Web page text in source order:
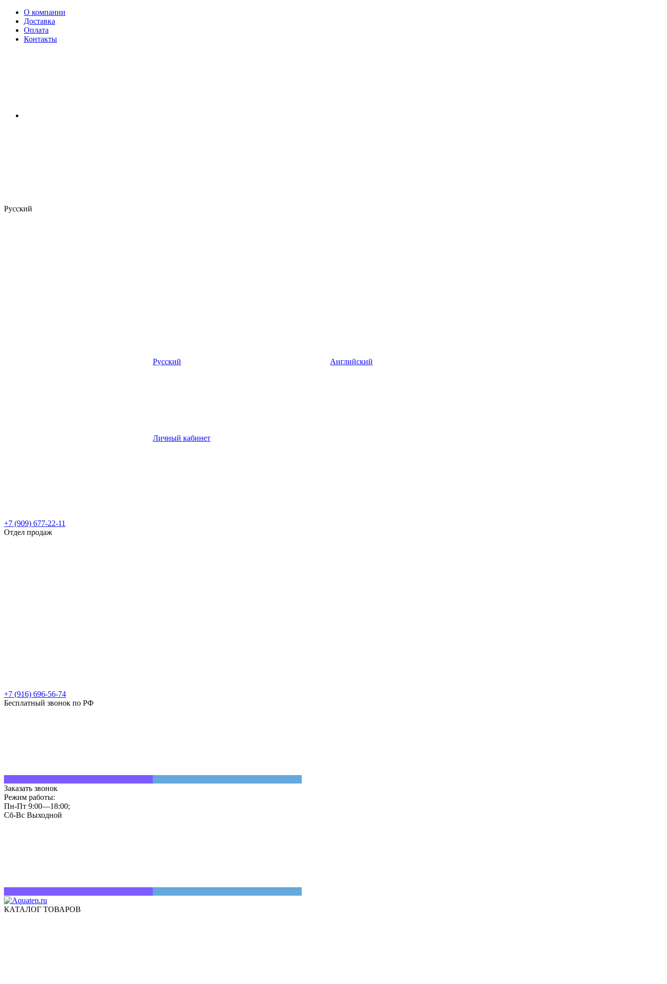
О компании
Доставка
Оплата
Контакты
Русский
Русский Английский
Личный кабинет
+7 (909) 677-22-11
Отдел продаж
+7 (916) 696-56-74
Бесплатный звонок по РФ
Заказать звонок
Режим работы:
Пн-Пт 9:00—18:00;
Сб-Вс Выходной
КАТАЛОГ ТОВАРОВ